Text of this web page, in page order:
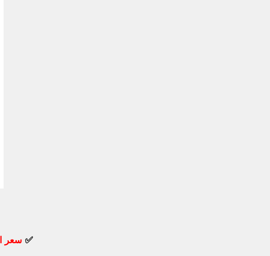
✅سعر